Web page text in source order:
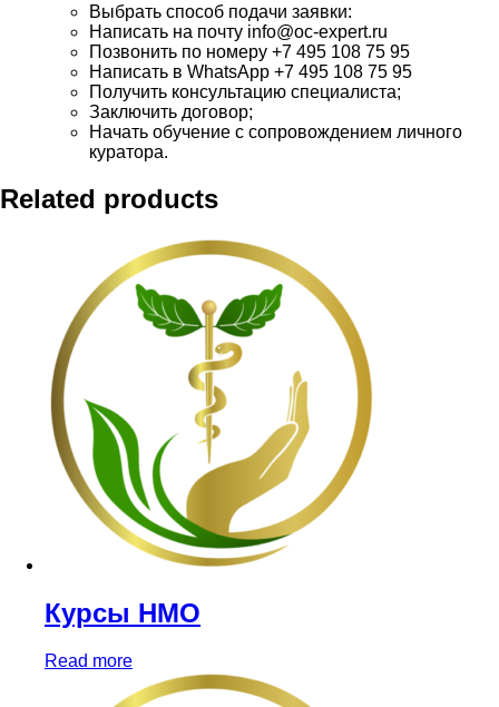
Выбрать способ подачи заявки:
Написать на почту info@oc-expert.ru
Позвонить по номеру +7 495 108 75 95
Написать в WhatsApp +7 495 108 75 95
Получить консультацию специалиста;
Заключить договор;
Начать обучение с сопровождением личного
куратора.
Related products
Курсы НМО
Read more